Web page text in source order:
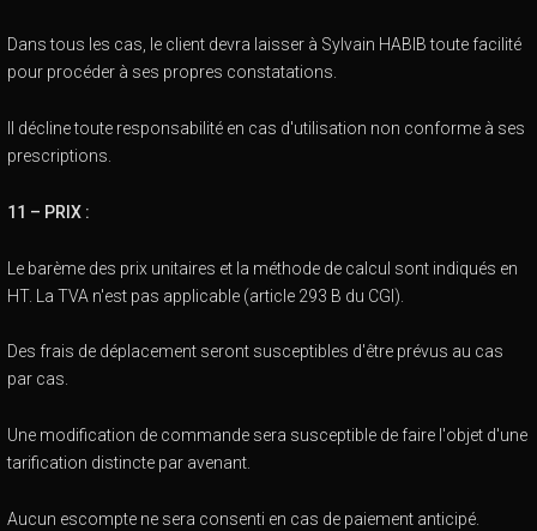
Dans tous les cas, le client devra laisser à Sylvain HABIB toute facilité
pour procéder à ses propres constatations.
Il décline toute responsabilité en cas d'utilisation non conforme à ses
prescriptions.
11 – PRIX :
Le barème des prix unitaires et la méthode de calcul sont indiqués en
HT. La TVA n'est pas applicable (article 293 B du CGI).
Des frais de déplacement seront susceptibles d'être prévus au cas
par cas.
Une modification de commande sera susceptible de faire l'objet d'une
tarification distincte par avenant.
Aucun escompte ne sera consenti en cas de paiement anticipé.